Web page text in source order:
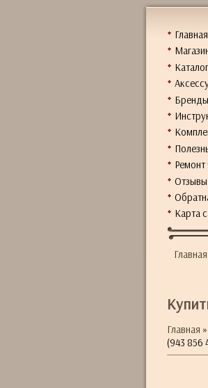
Ремонт
Отзывы
Карта
Главная
Главная »
(943 856